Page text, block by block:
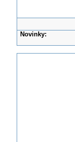
Novinky: